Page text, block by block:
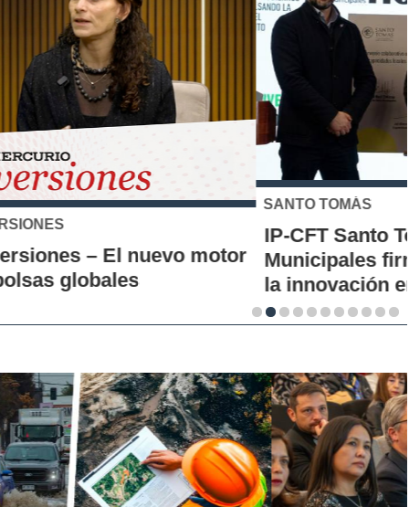
SANTO TOMÁS
IP-CFT Santo Tomás y Red de Hubs
Municipales firman alianza para impulsar
la innovación en los territorios